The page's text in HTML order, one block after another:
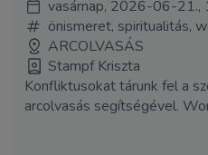
vasárnap, 2026-06-21.,
önismeret, spiritualitás,
ARCOLVASÁS
Stampf Kriszta
Konfliktusokat tárunk fel a
arcolvasás segítségével.